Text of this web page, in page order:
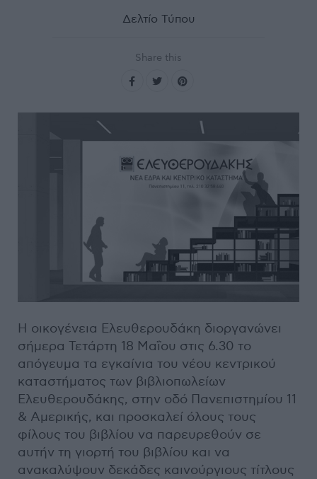
Δελτίο Τύπου
Share this
Η οικογένεια Ελευθερουδάκη διοργανώνει
σήμερα Τετάρτη 18 Μαΐου στις 6.30 το
απόγευμα τα εγκαίνια του νέου κεντρικού
καταστήματος των βιβλιοπωλείων
Ελευθερουδάκης, στην οδό Πανεπιστημίου 11
& Αμερικής, και προσκαλεί όλους τους
φίλους του βιβλίου να παρευρεθούν σε
αυτήν τη γιορτή του βιβλίου και να
ανακαλύψουν δεκάδες καινούργιους τίτλους